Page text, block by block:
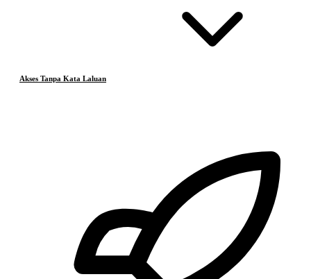
Akses Tanpa Kata Laluan